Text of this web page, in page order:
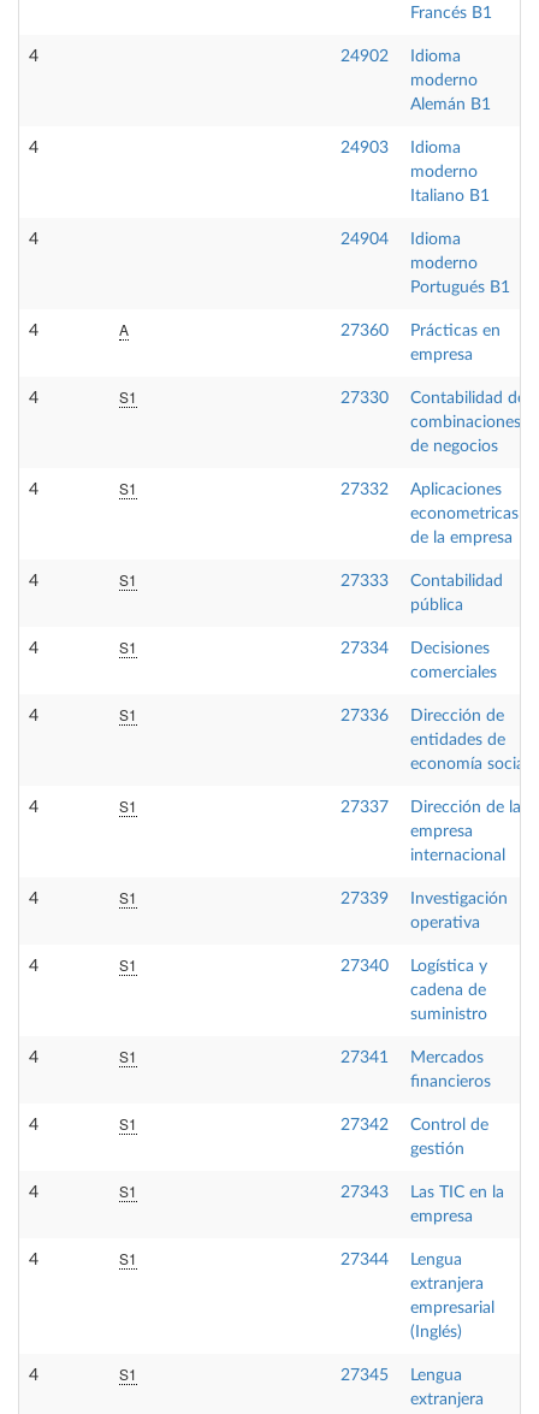
Francés B1
4 24902
Idioma
moderno
Alemán B1
4 24903
Idioma
moderno
Italiano B1
4 24904
Idioma
moderno
Portugués B1
4 A 27360
Prácticas en
empresa
4 S1 27330
Contabilidad de
combinaciones
de negocios
4 S1 27332
Aplicaciones
econometricas
de la empresa
4 S1 27333
Contabilidad
pública
4 S1 27334
Decisiones
comerciales
4 S1 27336
Dirección de
entidades de
economía social
4 S1 27337
Dirección de la
empresa
internacional
4 S1 27339
Investigación
operativa
4 S1 27340
Logística y
cadena de
suministro
4 S1 27341
Mercados
financieros
4 S1 27342
Control de
gestión
4 S1 27343
Las TIC en la
empresa
4 S1 27344
Lengua
extranjera
empresarial
(Inglés)
4 S1 27345
Lengua
extranjera